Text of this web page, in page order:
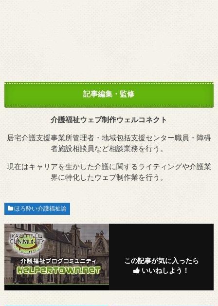
記事編集・監修
介護福祉ウェブ制作ウェルコネクト
居宅介護支援事業所管理者・地域包括支援センター職員・障碍
者施設相談員など相談業務を行う。
現在はキャリアを生かした介護に関するライティングや介護業
界に特化したウェブ制作業を行う。
ほろ酔い介護福祉論
この記事が気に入ったら
いいねしよう！